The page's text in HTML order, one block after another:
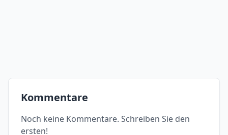
Kommentare
Noch keine Kommentare. Schreiben Sie den
ersten!